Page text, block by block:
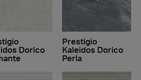
Dorico
Prestigio
Kaleidos Dorico
Perla